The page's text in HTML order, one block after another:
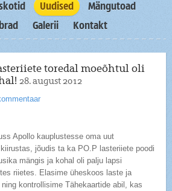
Uudised
Mängutoad
Galerii Kontakt
toredal moeõhtul oli
28. august 2012
Apollo kauplustesse oma uut
jõudis ta ka PO.P lasteriiete poodi
mängis ja kohal oli palju lapsi
riietes. Elasime üheskoos laste ja
kontrollisime Tähekaartide abil, kas